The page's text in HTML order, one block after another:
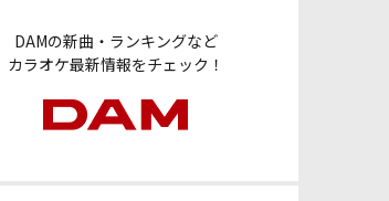
DAMの新曲・ランキングなど
カラオケ最新情報をチェック！